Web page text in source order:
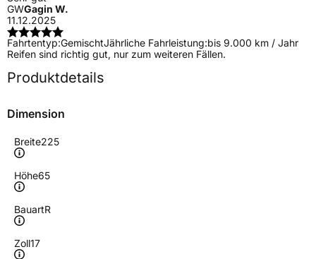
GWGagin W.
11.12.2025
Fahrtentyp:GemischtJährliche Fahrleistung:bis 9.000 km / Jahr
Reifen sind richtig gut, nur zum weiteren Fällen.
Produktdetails
Dimension
Breite225
Höhe65
BauartR
Zoll17